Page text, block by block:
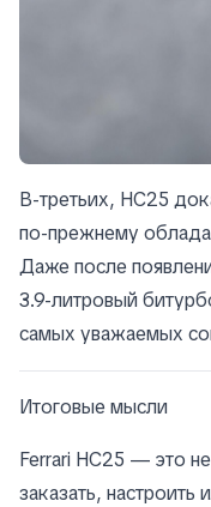
В-третьих, HC25
по-прежнему
Даже после
3.9-литровый
самых уважаемых
Итоговые мысли
Ferrari HC25 — это
заказать, настроить